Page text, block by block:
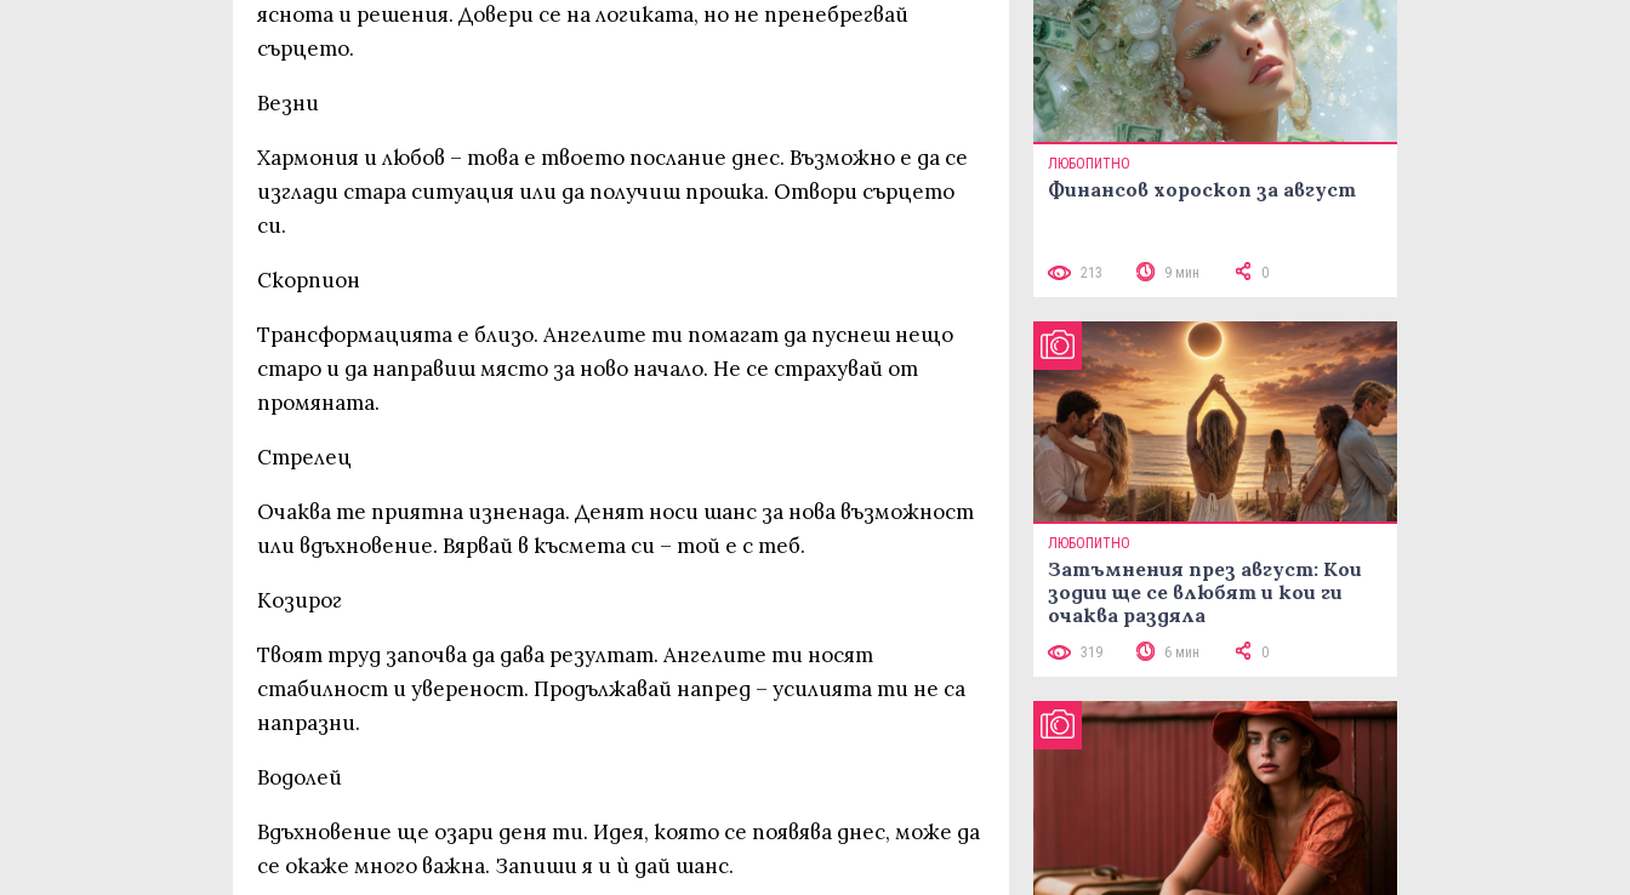
яснота и решения. Довери се на логиката, но не пренебрегвай
сърцето.
Везни
Хармония и любов – това е твоето послание днес. Възможно е да се
изглади стара ситуация или да получиш прошка. Отвори сърцето
си.
Скорпион
Трансформацията е близо. Ангелите ти помагат да пуснеш нещо
старо и да направиш място за ново начало. Не се страхувай от
промяната.
Стрелец
Очаква те приятна изненада. Денят носи шанс за нова възможност
или вдъхновение. Вярвай в късмета си – той е с теб.
Козирог
Твоят труд започва да дава резултат. Ангелите ти носят
стабилност и увереност. Продължавай напред – усилията ти не са
напразни.
Водолей
Вдъхновение ще озари деня ти. Идея, която се появява днес, може да
се окаже много важна. Запиши я и ѝ дай шанс.
ЛЮБОПИТНО
Финансов хороскоп за август
213 9 мин 0
ЛЮБОПИТНО
Затъмнения през август: Кои
зодии ще се влюбят и кои ги
очаква раздяла
319 6 мин 0